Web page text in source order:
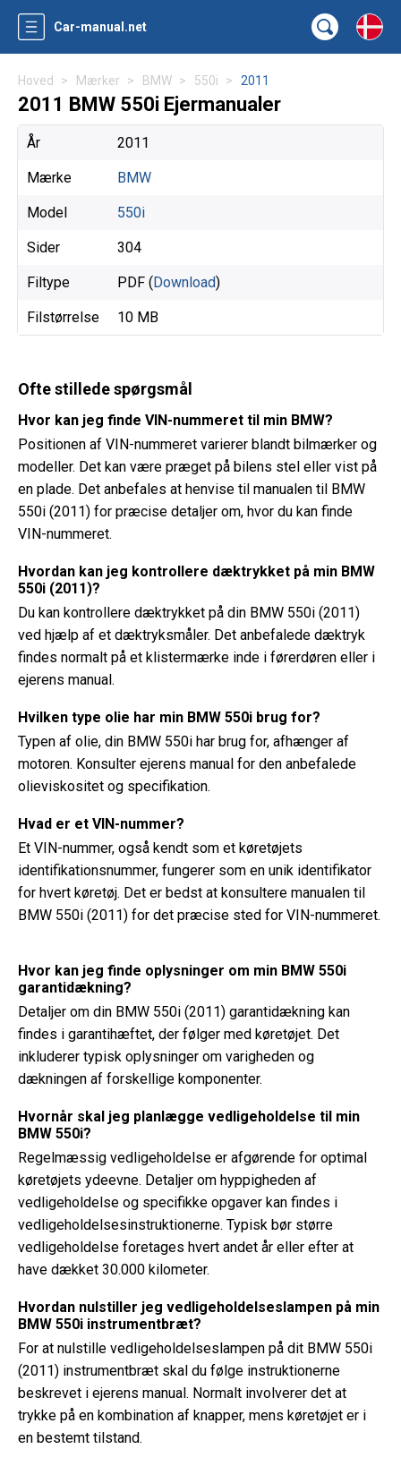
Car-manual.net
Hoved Mærker BMW 550i 2011
2011 BMW 550i Ejermanualer
År 2011
Mærke BMW
Model 550i
Sider 304
Filtype PDF (Download)
Filstørrelse 10 MB
Ofte stillede spørgsmål
Hvor kan jeg finde VIN-nummeret til min BMW?
Positionen af ​​VIN-nummeret varierer blandt bilmærker og
modeller. Det kan være præget på bilens stel eller vist på
en plade. Det anbefales at henvise til manualen til BMW
550i (2011) for præcise detaljer om, hvor du kan finde
VIN-nummeret.
Hvordan kan jeg kontrollere dæktrykket på min BMW
550i (2011)?
Du kan kontrollere dæktrykket på din BMW 550i (2011)
ved hjælp af et dæktryksmåler. Det anbefalede dæktryk
findes normalt på et klistermærke inde i førerdøren eller i
ejerens manual.
Hvilken type olie har min BMW 550i brug for?
Typen af ​​olie, din BMW 550i har brug for, afhænger af
motoren. Konsulter ejerens manual for den anbefalede
olieviskositet og specifikation.
Hvad er et VIN-nummer?
Et VIN-nummer, også kendt som et køretøjets
identifikationsnummer, fungerer som en unik identifikator
for hvert køretøj. Det er bedst at konsultere manualen til
BMW 550i (2011) for det præcise sted for VIN-nummeret.
Hvor kan jeg finde oplysninger om min BMW 550i
garantidækning?
Detaljer om din BMW 550i (2011) garantidækning kan
findes i garantihæftet, der følger med køretøjet. Det
inkluderer typisk oplysninger om varigheden og
dækningen af ​​forskellige komponenter.
Hvornår skal jeg planlægge vedligeholdelse til min
BMW 550i?
Regelmæssig vedligeholdelse er afgørende for optimal
køretøjets ydeevne. Detaljer om hyppigheden af ​​
vedligeholdelse og specifikke opgaver kan findes i
vedligeholdelsesinstruktionerne. Typisk bør større
vedligeholdelse foretages hvert andet år eller efter at
have dækket 30.000 kilometer.
Hvordan nulstiller jeg vedligeholdelseslampen på min
BMW 550i instrumentbræt?
For at nulstille vedligeholdelseslampen på dit BMW 550i
(2011) instrumentbræt skal du følge instruktionerne
beskrevet i ejerens manual. Normalt involverer det at
trykke på en kombination af knapper, mens køretøjet er i
en bestemt tilstand.